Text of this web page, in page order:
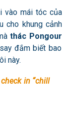
vào mái tóc của
cho khung cảnh
thác Pongour
đắm biết bao
này.
in “chill